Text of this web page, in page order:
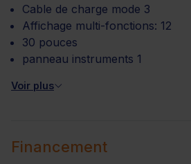
Cable de charge mode 3
Affichage multi-fonctions: 12
30 pouces
panneau instruments 1
Voir plus
Financement